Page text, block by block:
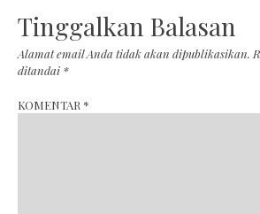
Tinggalkan Balasan
Alamat email Anda tidak akan dipublikasikan.
ditandai *
KOMENTAR *